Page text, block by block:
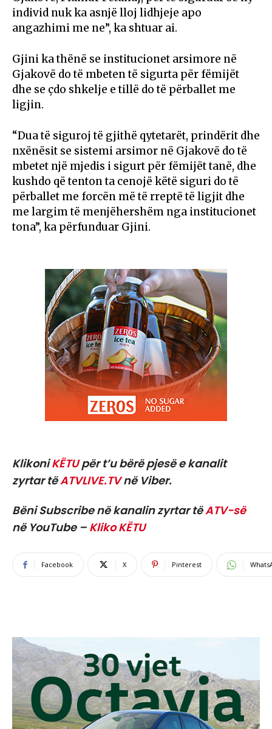
individ nuk ka asnjë lloj lidhjeje apo
angazhimi me ne”, ka shtuar ai.
Gjini ka thënë se institucionet arsimore në
Gjakovë do të mbeten të sigurta për fëmijët
dhe se çdo shkelje e tillë do të përballet me
ligjin.
“Dua të siguroj të gjithë qytetarët, prindërit dhe
nxënësit se sistemi arsimor në Gjakovë do të
mbetet një mjedis i sigurt për fëmijët tanë, dhe
kushdo që tenton ta cenojë këtë siguri do të
përballet me forcën më të rreptë të ligjit dhe
me largim të menjëhershëm nga institucionet
tona”, ka përfunduar Gjini.
KlikoniKËTUpër t’u bërë pjesë e kanalit
zyrtar tëATVLIVE.TVnë Viber.
Bëni Subscribe në kanalin zyrtar tëATV-së
në YouTube – Kliko KËTU
Facebook X Pinterest